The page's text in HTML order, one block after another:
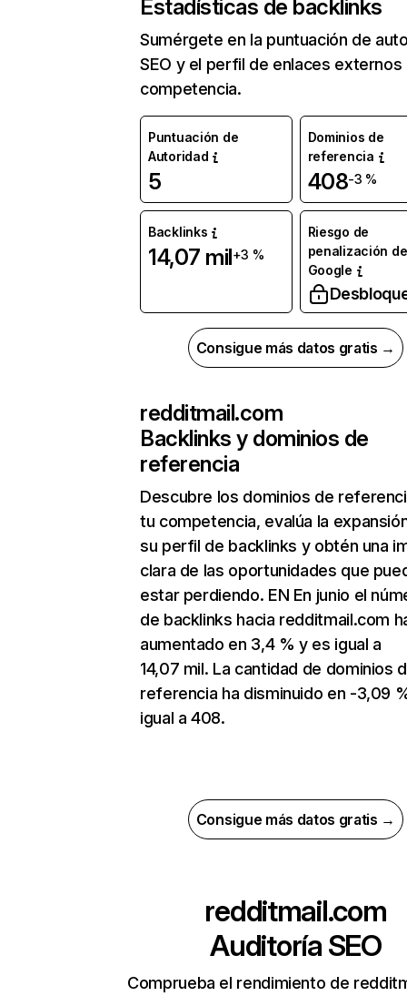
Estadísticas de backlinks
Sumérgete en la puntuación de
SEO y el perfil de enlaces externos
competencia.
Puntuación de
Autoridad
5
Dominios de
referencia
408-3 %
Backlinks
14,07 mil+3 %
Riesgo de
penalización de
Google
Consigue más datos gratis →
redditmail.com
Backlinks y dominios de
referencia
Descubre los dominios de
tu competencia, evalúa la
su perfil de backlinks y obtén una
clara de las oportunidades que
estar perdiendo. EN En junio el
de backlinks hacia redditmail.com
aumentado en 3,4 % y es igual a
14,07 mil. La cantidad de dominios
referencia ha disminuido en -3,09
igual a 408.
Consigue más datos gratis →
redditmail.com
Auditoría SEO
Comprueba el rendimiento de